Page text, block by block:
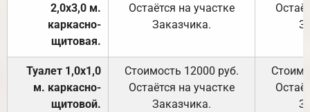
2,0х3,0 м.
каркасно-
щитовая.
Остаётся на участке
Заказчика.
Туалет 1,0х1,0
м. каркасно-
щитовой.
Стоимость 12000 руб.
Остаётся на участке
Заказчика.